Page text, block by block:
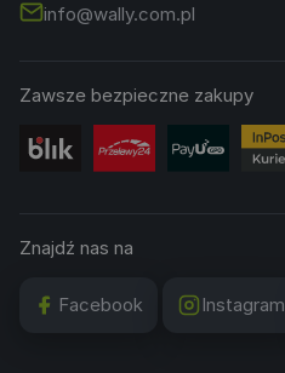
info@wally.com.pl
Zawsze bezpieczne zakupy
Znajdź nas na
Facebook Instagram